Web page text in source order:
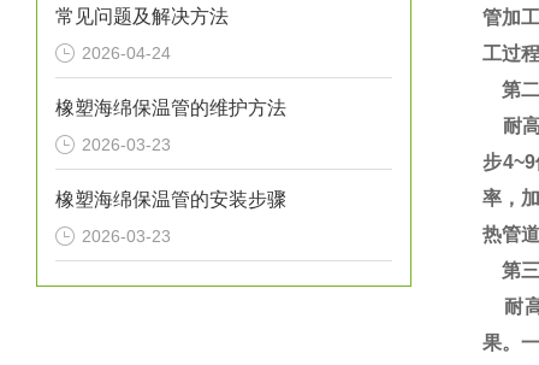
常见问题及解决方法
2026-04-24
橡塑海绵保温管的维护方法
2026-03-23
橡塑海绵保温管的安装步骤
2026-03-23
管加
工过
第二
耐高
步
率，
热管
第三
耐高
果。